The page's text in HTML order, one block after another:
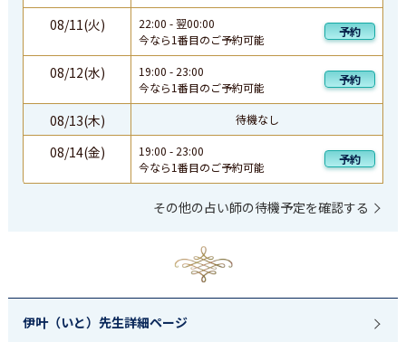
08/11(火) 22:00 -翌00:00
今なら1番目のご予約可能
予約
08/12(水) 19:00 - 23:00
今なら1番目のご予約可能
予約
08/13(木) 待機なし
08/14(金) 19:00 - 23:00
今なら1番目のご予約可能
予約
その他の占い師の待機予定を確認する
伊叶（いと）先生詳細ページ